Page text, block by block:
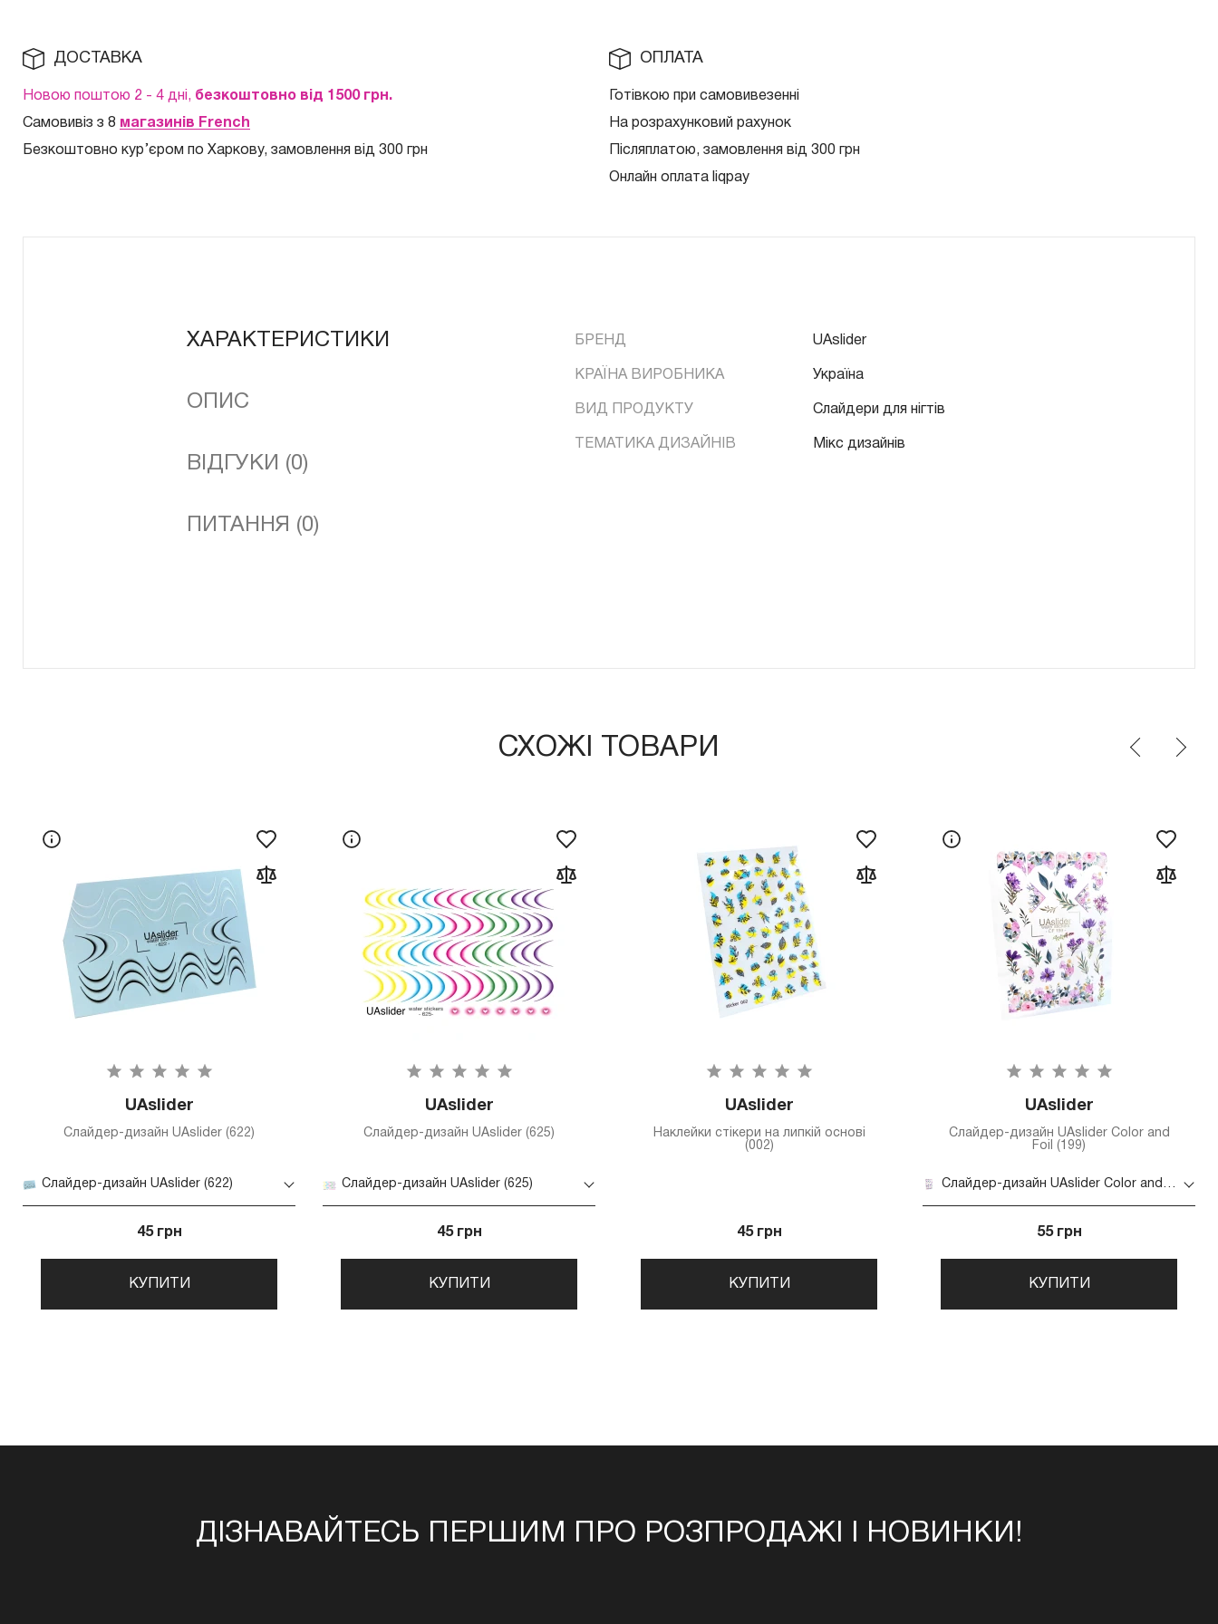
ДОСТАВКА
Новою поштою 2 - 4 дні, безкоштовно від 1500 грн.
Самовивіз з 8 магазинів French
Безкоштовно кур’єром по Харкову, замовлення від 300 грн
ОПЛАТА
Готівкою при самовивезенні
На розрахунковий рахунок
Післяплатою, замовлення від 300 грн
Онлайн оплата liqpay
ХАРАКТЕРИСТИКИ
ОПИС
ВІДГУКИ (0)
ПИТАННЯ (0)
БРЕНД UAslider
КРАЇНА ВИРОБНИКА Україна
ВИД ПРОДУКТУ Слайдери для нігтів
ТЕМАТИКА ДИЗАЙНІВ Мікс дизайнів
СХОЖІ ТОВАРИ
UAslider
Слайдер-дизайн UAslider (622)
Слайдер-дизайн UAslider (622)
45 грн
КУПИТИ
UAslider
Слайдер-дизайн UAslider (625)
Слайдер-дизайн UAslider (625)
45 грн
КУПИТИ
UAslider
Наклейки стікери на липкій основі
(002)
45 грн
КУПИТИ
UAslider
Слайдер-дизайн UAslider Color and
Foil (199)
Слайдер-дизайн UAslider Color and Foil (199)
55 грн
КУПИТИ
ДІЗНАВАЙТЕСЬ ПЕРШИМ ПРО РОЗПРОДАЖІ І НОВИНКИ!